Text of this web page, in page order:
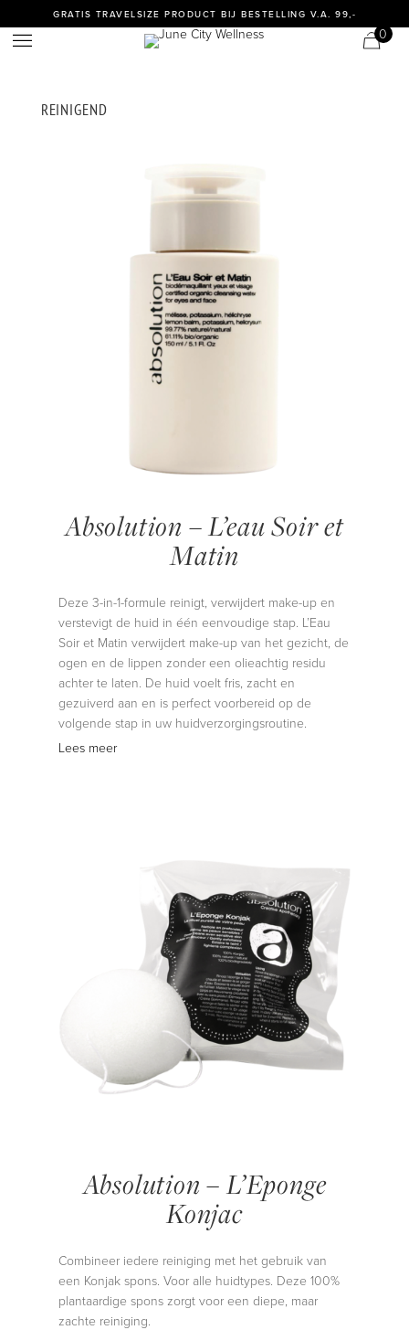
GRATIS TRAVELSIZE PRODUCT BIJ BESTELLING V.A. 99,-
0
REINIGEND
Absolution – L’eau Soir et
Matin
Deze 3-in-1-formule reinigt, verwijdert make-up en
verstevigt de huid in één eenvoudige stap. L’Eau
Soir et Matin verwijdert make-up van het gezicht, de
ogen en de lippen zonder een olieachtig residu
achter te laten. De huid voelt fris, zacht en
gezuiverd aan en is perfect voorbereid op de
volgende stap in uw huidverzorgingsroutine.
Lees meer
Absolution – L’Eponge
Konjac
Combineer iedere reiniging met het gebruik van
een Konjak spons. Voor alle huidtypes. Deze 100%
plantaardige spons zorgt voor een diepe, maar
zachte reiniging.